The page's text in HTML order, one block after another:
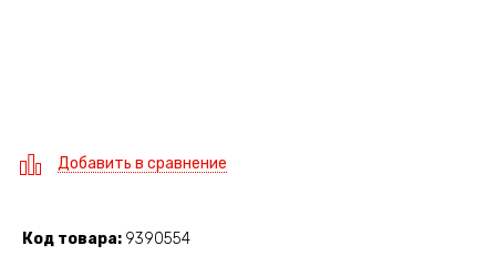
Добавить в сравнение
Код товара 9390554